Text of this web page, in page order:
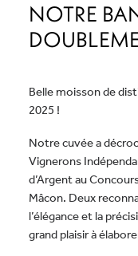
NOTRE
Belle moisson de
2025 !
Notre cuvée a
Vignerons
d’Argent au
Mâcon. Deux
l’élégance et la
grand plaisir à